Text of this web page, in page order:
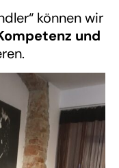
können wir
und